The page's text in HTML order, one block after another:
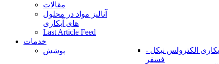
مقالات
آنالیز مواد در محلول
های آبکاری
Last Article Feed
خدمات
پوشش
الکترولس نیکل -
فسفر